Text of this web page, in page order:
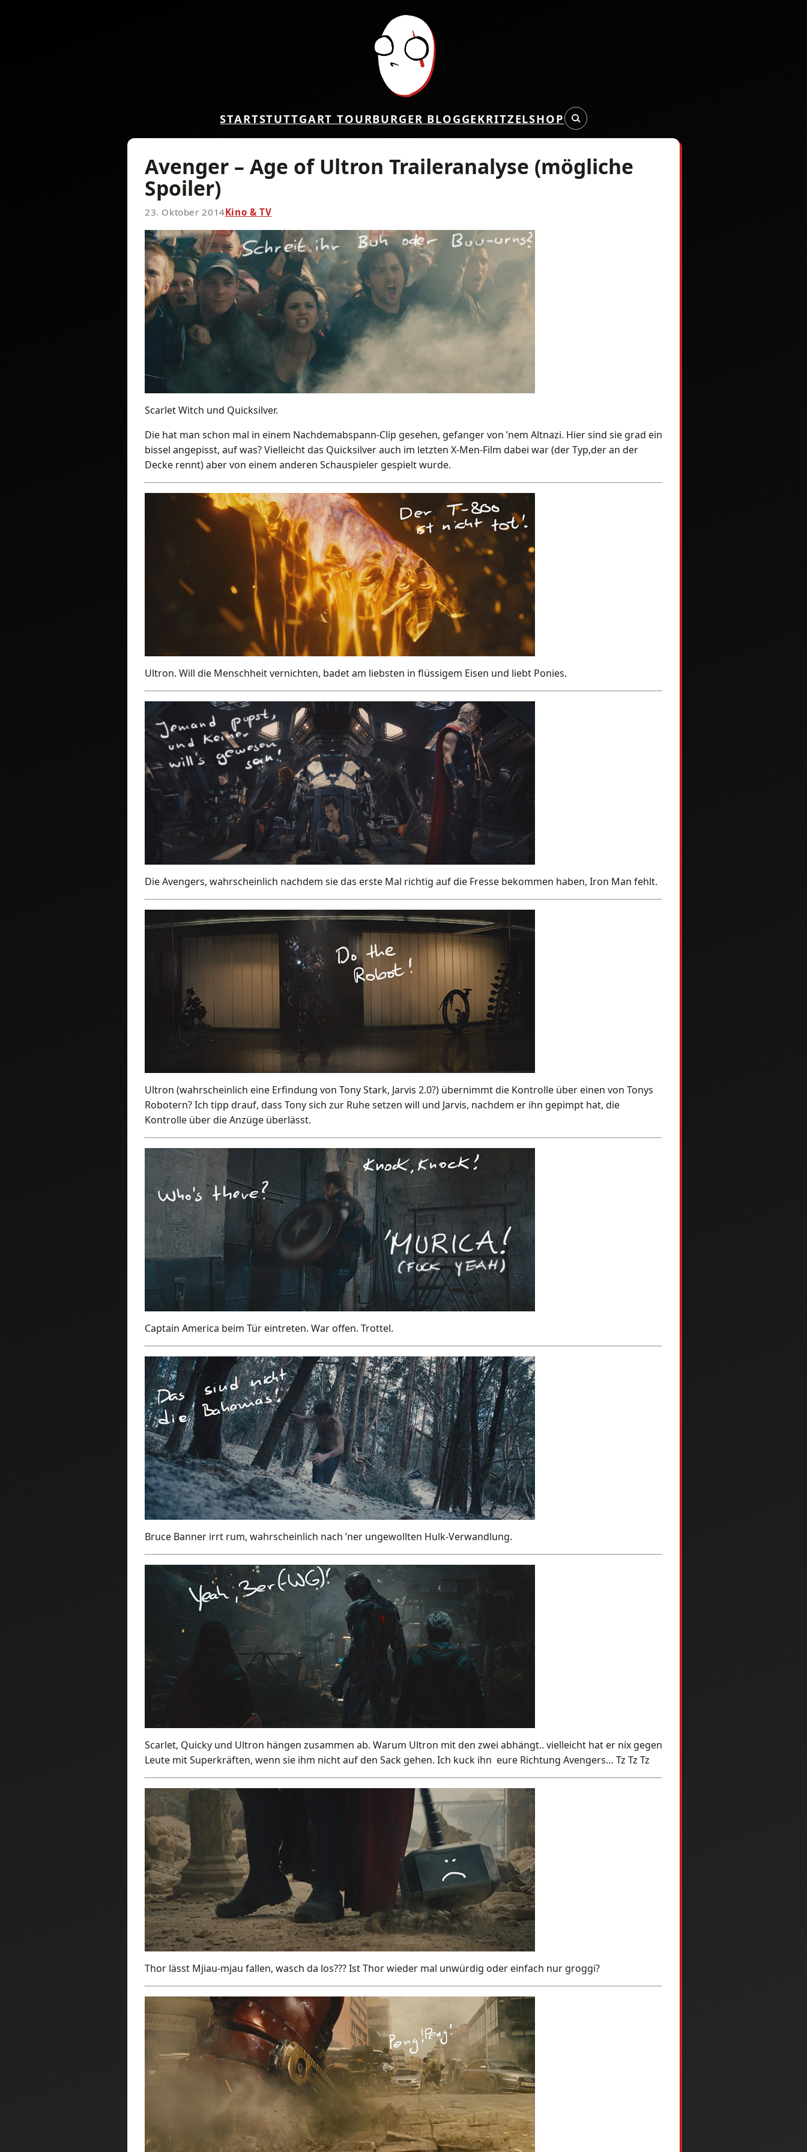
STARTSTUTTGART TOURBURGER BLOGGEKRITZELSHOP
Avenger – Age of Ultron Traileranalyse (mögliche
Spoiler)
23. Oktober 2014Kino & TV
Scarlet Witch und Quicksilver.
Die hat man schon mal in einem Nachdemabspann-Clip gesehen, gefanger von ’nem Altnazi. Hier sind sie grad ein
bissel angepisst, auf was? Vielleicht das Quicksilver auch im letzten X-Men-Film dabei war (der Typ,der an der
Decke rennt) aber von einem anderen Schauspieler gespielt wurde.
Ultron. Will die Menschheit vernichten, badet am liebsten in flüssigem Eisen und liebt Ponies.
Die Avengers, wahrscheinlich nachdem sie das erste Mal richtig auf die Fresse bekommen haben, Iron Man fehlt.
Ultron (wahrscheinlich eine Erfindung von Tony Stark, Jarvis 2.0?) übernimmt die Kontrolle über einen von Tonys
Robotern? Ich tipp drauf, dass Tony sich zur Ruhe setzen will und Jarvis, nachdem er ihn gepimpt hat, die
Kontrolle über die Anzüge überlässt.
Captain America beim Tür eintreten. War offen. Trottel.
Bruce Banner irrt rum, wahrscheinlich nach ’ner ungewollten Hulk-Verwandlung.
Scarlet, Quicky und Ultron hängen zusammen ab. Warum Ultron mit den zwei abhängt.. vielleicht hat er nix gegen
Leute mit Superkräften, wenn sie ihm nicht auf den Sack gehen. Ich kuck ihn eure Richtung Avengers… Tz Tz Tz
Thor lässt Mjiau-mjau fallen, wasch da los??? Ist Thor wieder mal unwürdig oder einfach nur groggi?